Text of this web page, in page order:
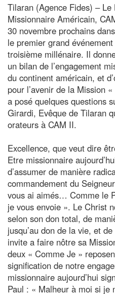
Tilaran (Agence Fides) – Le
Missionnaire Américain,
30 novembre prochains
le premier grand
troisième millénaire. Il
un bilan de l’engagement
du continent américain, et
pour l’avenir de la Mission
a posé quelques questions
Girardi, Evêque de Tilaran
orateurs à CAM II.
Excellence, que veut dire
Etre missionnaire
d’assumer de manière
commandement du
vous ai aimés… Comme le
je vous envoie ». Le Christ
selon son don total, de
jusqu’au don de la vie, et
invite a faire nôtre sa
deux « Comme Je »
signification de notre
missionnaire aujourd’hui
Paul : « Malheur à moi si je